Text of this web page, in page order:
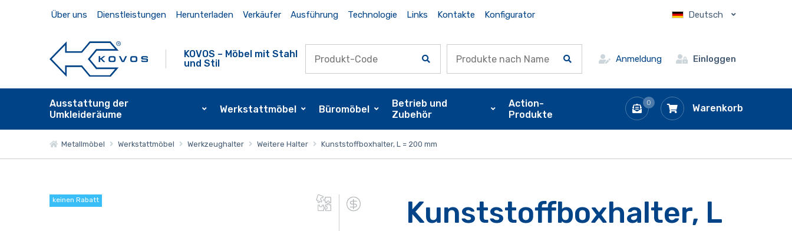
Über uns Dienstleistungen Herunterladen Verkäufer Ausführung Technologie Links Kontakte Konfigurator Deutsch
KOVOS – Möbel mit Stahl
und Stil
Anmeldung Einloggen
0 Warenkorb
Ausstattung der
Umkleideräume
Werkstattmöbel Büromöbel
Betrieb und
Zubehör
Action-
Produkte
Metallmöbel Werkstattmöbel Werkzeughalter Weitere Halter Kunststoffboxhalter, L = 200 mm
keinen Rabatt
Kunststoffboxhalter, L